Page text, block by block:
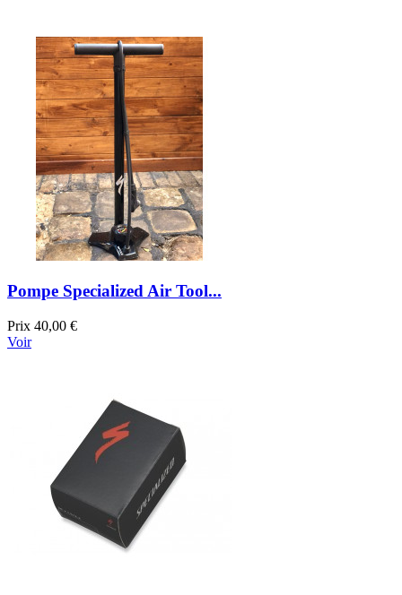
Pompe Specialized Air Tool...
Prix 40,00 €
Voir